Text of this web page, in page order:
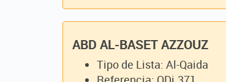
ABD AL-BASET AZZOUZ
Tipo de Lista: Al-Qaida